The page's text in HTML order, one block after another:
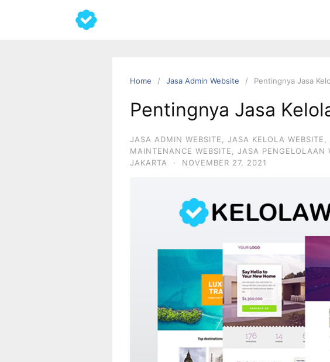
Home Jasa Admin Website Pentingnya Jasa
Pentingnya Jasa
JASA ADMIN WEBSITE, JASA KELOLA WEBSITE,
MAINTENANCE WEBSITE, JASA PENGELOLAAN
JAKARTA
· NOVEMBER 27, 2021